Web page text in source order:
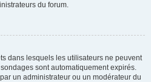
du forum.
dans lesquels les utilisateurs ne peuvent
sont automatiquement expirés.
un administrateur ou un modérateur du